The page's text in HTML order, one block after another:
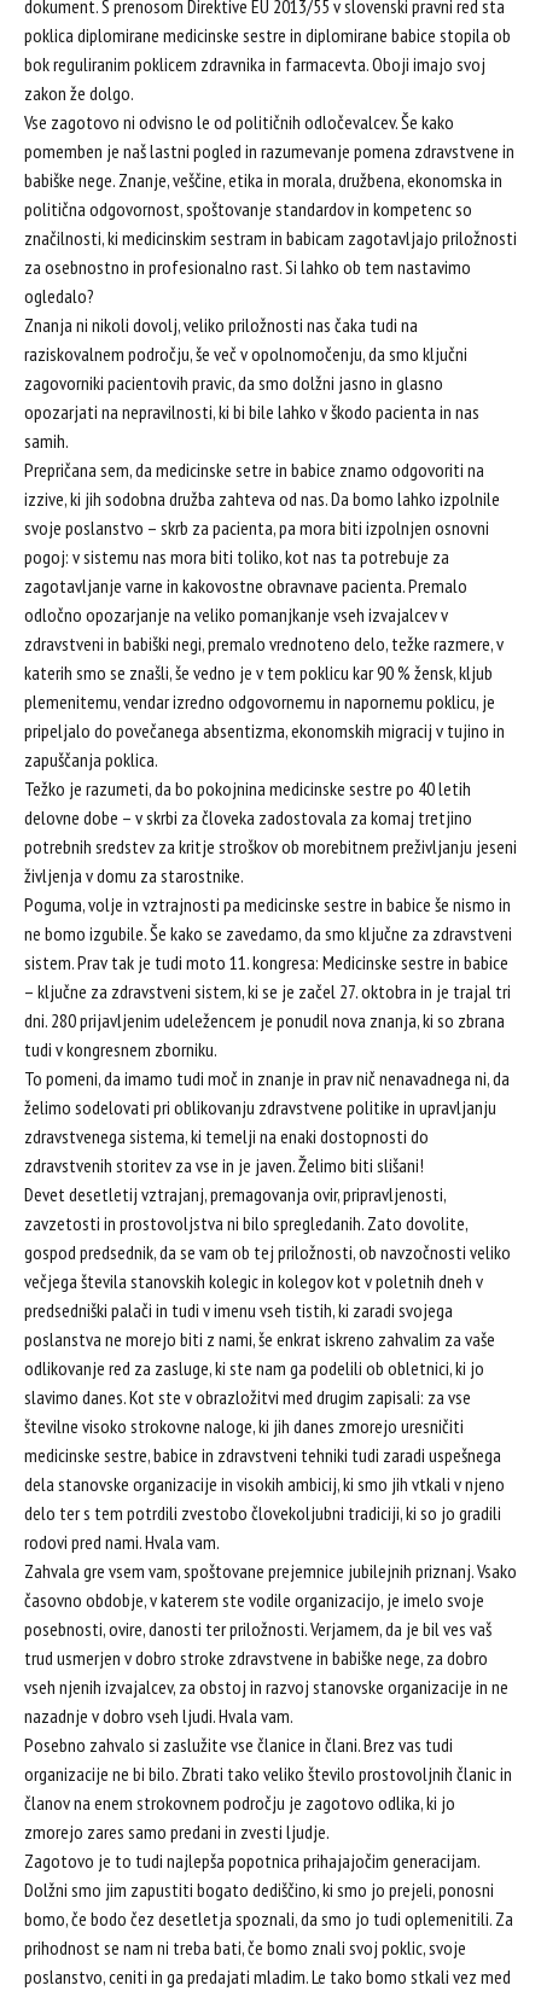
dokument. S prenosom Direktive EU 2013/55 v slovenski pravni red sta
poklica diplomirane medicinske sestre in diplomirane babice stopila ob
bok reguliranim poklicem zdravnika in farmacevta. Oboji imajo svoj
zakon že dolgo.
Vse zagotovo ni odvisno le od političnih odločevalcev. Še kako
pomemben je naš lastni pogled in razumevanje pomena zdravstvene in
babiške nege. Znanje, veščine, etika in morala, družbena, ekonomska in
politična odgovornost, spoštovanje standardov in kompetenc so
značilnosti, ki medicinskim sestram in babicam zagotavljajo priložnosti
za osebnostno in profesionalno rast. Si lahko ob tem nastavimo
ogledalo?
Znanja ni nikoli dovolj, veliko priložnosti nas čaka tudi na
raziskovalnem področju, še več v opolnomočenju, da smo ključni
zagovorniki pacientovih pravic, da smo dolžni jasno in glasno
opozarjati na nepravilnosti, ki bi bile lahko v škodo pacienta in nas
samih.
Prepričana sem, da medicinske setre in babice znamo odgovoriti na
izzive, ki jih sodobna družba zahteva od nas. Da bomo lahko izpolnile
svoje poslanstvo – skrb za pacienta, pa mora biti izpolnjen osnovni
pogoj: v sistemu nas mora biti toliko, kot nas ta potrebuje za
zagotavljanje varne in kakovostne obravnave pacienta. Premalo
odločno opozarjanje na veliko pomanjkanje vseh izvajalcev v
zdravstveni in babiški negi, premalo vrednoteno delo, težke razmere, v
katerih smo se znašli, še vedno je v tem poklicu kar 90 % žensk, kljub
plemenitemu, vendar izredno odgovornemu in napornemu poklicu, je
pripeljalo do povečanega absentizma, ekonomskih migracij v tujino in
zapuščanja poklica.
Težko je razumeti, da bo pokojnina medicinske sestre po 40 letih
delovne dobe – v skrbi za človeka zadostovala za komaj tretjino
potrebnih sredstev za kritje stroškov ob morebitnem preživljanju jeseni
življenja v domu za starostnike.
Poguma, volje in vztrajnosti pa medicinske sestre in babice še nismo in
ne bomo izgubile. Še kako se zavedamo, da smo ključne za zdravstveni
sistem. Prav tak je tudi moto 11. kongresa: Medicinske sestre in babice
– ključne za zdravstveni sistem, ki se je začel 27. oktobra in je trajal tri
dni. 280 prijavljenim udeležencem je ponudil nova znanja, ki so zbrana
tudi v kongresnem zborniku.
To pomeni, da imamo tudi moč in znanje in prav nič nenavadnega ni, da
želimo sodelovati pri oblikovanju zdravstvene politike in upravljanju
zdravstvenega sistema, ki temelji na enaki dostopnosti do
zdravstvenih storitev za vse in je javen. Želimo biti slišani!
Devet desetletij vztrajanj, premagovanja ovir, pripravljenosti,
zavzetosti in prostovoljstva ni bilo spregledanih. Zato dovolite,
gospod predsednik, da se vam ob tej priložnosti, ob navzočnosti veliko
večjega števila stanovskih kolegic in kolegov kot v poletnih dneh v
predsedniški palači in tudi v imenu vseh tistih, ki zaradi svojega
poslanstva ne morejo biti z nami, še enkrat iskreno zahvalim za vaše
odlikovanje red za zasluge, ki ste nam ga podelili ob obletnici, ki jo
slavimo danes. Kot ste v obrazložitvi med drugim zapisali: za vse
številne visoko strokovne naloge, ki jih danes zmorejo uresničiti
medicinske sestre, babice in zdravstveni tehniki tudi zaradi uspešnega
dela stanovske organizacije in visokih ambicij, ki smo jih vtkali v njeno
delo ter s tem potrdili zvestobo človekoljubni tradiciji, ki so jo gradili
rodovi pred nami. Hvala vam.
Zahvala gre vsem vam, spoštovane prejemnice jubilejnih priznanj. Vsako
časovno obdobje, v katerem ste vodile organizacijo, je imelo svoje
posebnosti, ovire, danosti ter priložnosti. Verjamem, da je bil ves vaš
trud usmerjen v dobro stroke zdravstvene in babiške nege, za dobro
vseh njenih izvajalcev, za obstoj in razvoj stanovske organizacije in ne
nazadnje v dobro vseh ljudi. Hvala vam.
Posebno zahvalo si zaslužite vse članice in člani. Brez vas tudi
organizacije ne bi bilo. Zbrati tako veliko število prostovoljnih članic in
članov na enem strokovnem področju je zagotovo odlika, ki jo
zmorejo zares samo predani in zvesti ljudje.
Zagotovo je to tudi najlepša popotnica prihajajočim generacijam.
Dolžni smo jim zapustiti bogato dediščino, ki smo jo prejeli, ponosni
bomo, če bodo čez desetletja spoznali, da smo jo tudi oplemenitili. Za
prihodnost se nam ni treba bati, če bomo znali svoj poklic, svoje
poslanstvo, ceniti in ga predajati mladim. Le tako bomo stkali vez med